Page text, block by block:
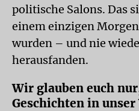
politische Salons. Das
einem einzigen
wurden – und nie
herausfanden.
Wir glauben euch
Geschichten in